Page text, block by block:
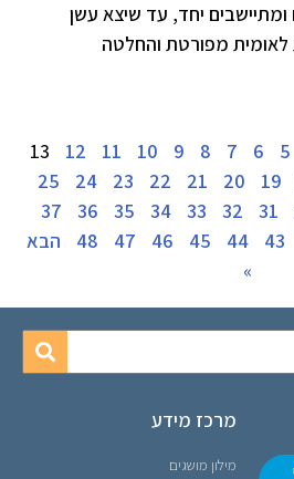
יחד, עד שיצא עשן
לאומית מפורטת והחלטה
5
6
7
8
9
10
11
12
13
19
20
21
22
23
24
25
31
32
33
34
35
36
37
43
44
45
46
47
48
הבא
»
מרכז מידע
מילון מושגים